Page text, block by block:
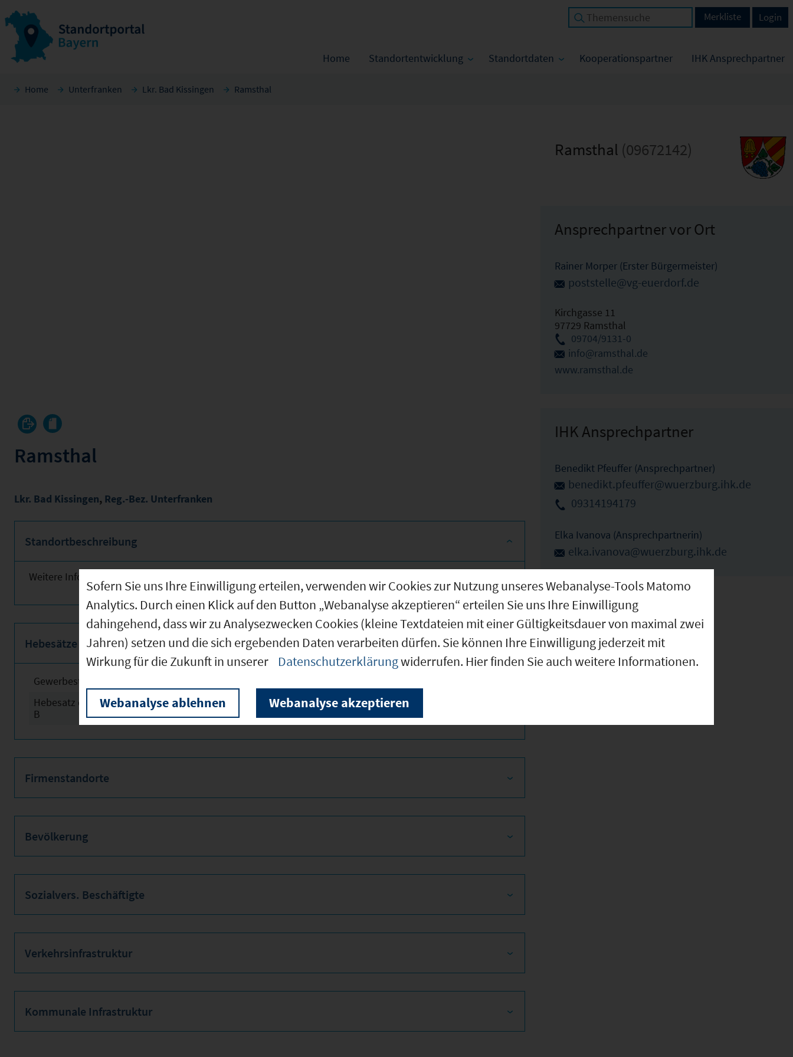
Home Standortentwicklung Standortdaten Kooperationspartner IHK Ansprechpartner
Login
Merkliste
Home Unterfranken Lkr. Bad Kissingen Ramsthal
Ramsthal
Lkr. Bad Kissingen, Reg.-Bez. Unterfranken
Standortbeschreibung
Weitere Informationen finden Sie obenstehend!
Hebesätze
Gewerbesteuerhebesatz
Hebesatz der Grundsteuer
B
2024 340
Firmenstandorte
Bevölkerung
Sozialvers. Beschäftigte
Verkehrsinfrastruktur
Kommunale Infrastruktur
Ramsthal (09672142)
Ansprechpartner vor Ort
Rainer Morper (Erster Bürgermeister)
poststelle@vg-euerdorf.de
Kirchgasse 11
97729 Ramsthal
09704/9131-0
info@ramsthal.de
www.ramsthal.de
IHK Ansprechpartner
Benedikt Pfeuffer (Ansprechpartner)
benedikt.pfeuffer@wuerzburg.ihk.de
09314194179
Elka Ivanova (Ansprechpartnerin)
elka.ivanova@wuerzburg.ihk.de
Sofern Sie uns Ihre Einwilligung erteilen, verwenden wir Cookies zur Nutzung unseres Webanalyse-Tools Matomo
Analytics. Durch einen Klick auf den Button „Webanalyse akzeptieren“ erteilen Sie uns Ihre Einwilligung
dahingehend, dass wir zu Analysezwecken Cookies (kleine Textdateien mit einer Gültigkeitsdauer von maximal zwei
Jahren) setzen und die sich ergebenden Daten verarbeiten dürfen. Sie können Ihre Einwilligung jederzeit mit
Wirkung für die Zukunft in unserer
Datenschutzerklärungwiderrufen. Hier finden Sie auch weitere Informationen.
Webanalyse ablehnen Webanalyse akzeptieren